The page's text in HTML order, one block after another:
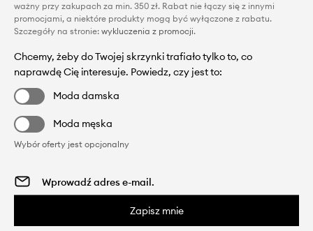
ważny przy zakupach za min. 350 zł. Rabat nie łączy się z innymi
promocjami, a niektóre produkty mogą być wyłączone z rabatu.
Szczegóły na stronie: wykluczenia z promocji.
Chcemy, żeby do Twojej skrzynki trafiało tylko to, co
naprawdę Cię interesuje. Powiedz, czy jest to:
Moda damska
Moda męska
Wybór oferty jest opcjonalny
Zapisz mnie